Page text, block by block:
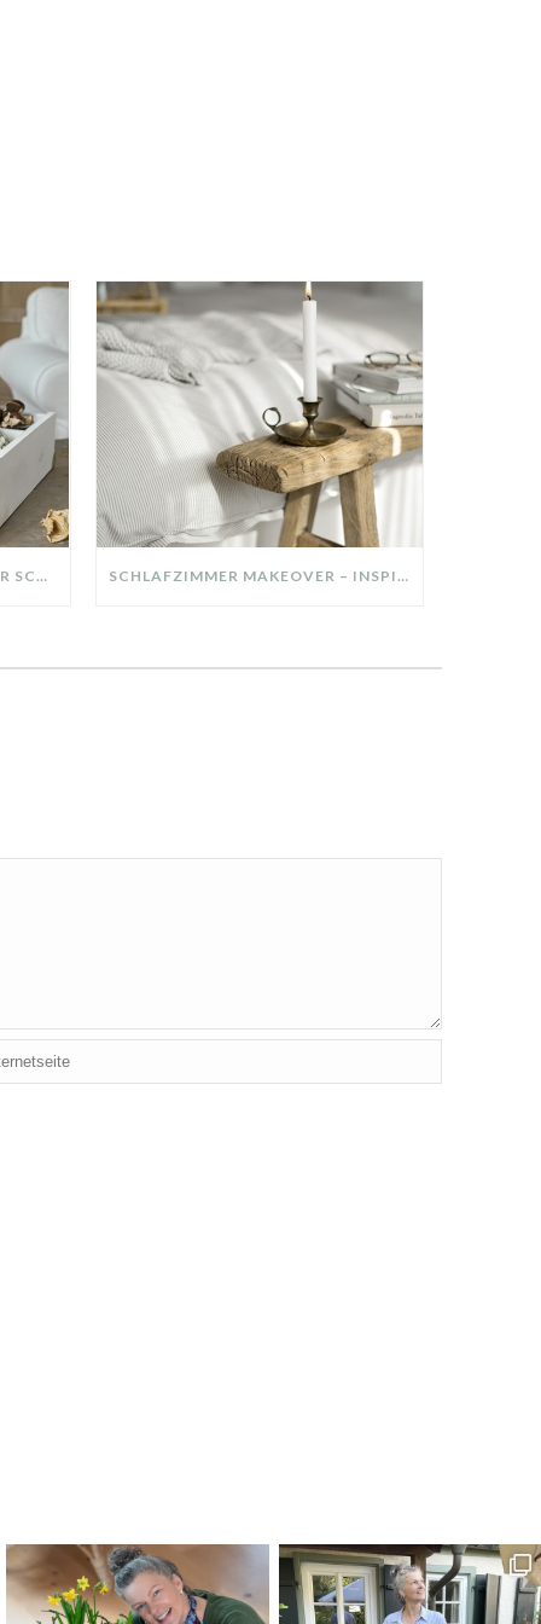
DIY-DEKO-TABLETT AUS ALTER SCHUBLADE – NACHHALTIGE HERBSTDEKO SELBER MACHEN! SCHLAFZIMMER MAKEOVER – INSPIRATION FÜR DEIN SCHLAFZIMMER: AUS ALT MACH NEU – HELL, GEMÜTLICH UND EINLADEND